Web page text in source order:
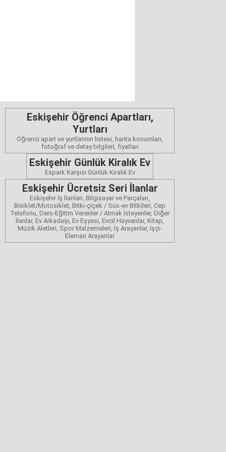
Eskişehir Öğrenci Apartları,
Yurtları
Öğrenci apart ve yurtlarının listesi, harita konumları,
fotoğraf ve detay bilgileri, fiyatları
Eskişehir Günlük Kiralık Ev
Espark Karşısı Günlük Kiralık Ev
Eskişehir Ücretsiz Seri İlanlar
Eskişehir İş İlanları, Bilgisayar ve Parçaları,
Bisiklet/Motosiklet, Bitki-çiçek / Süs-ev Bitkileri, Cep
Telefonu, Ders-Eğitim Verenler / Almak İsteyenler, Diğer
İlanlar, Ev Arkadaşı, Ev Eşyası, Evcil Hayvanlar, Kitap,
Müzik Aletleri, Spor Malzemeleri, İş Arayanlar, İşçi-
Eleman Arayanlar